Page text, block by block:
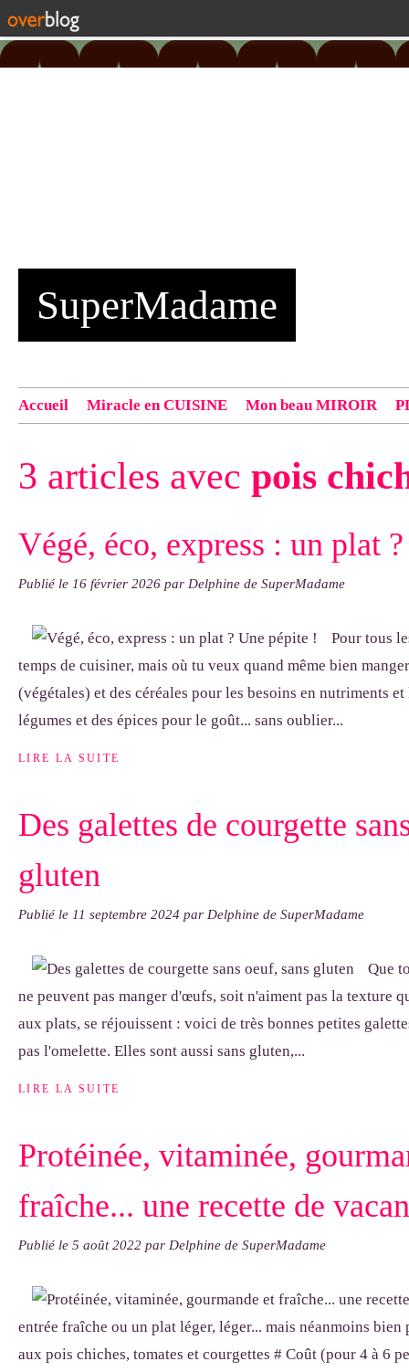
SuperMadame
Accueil Miracle en CUISINE Mon beau MIROIR
exemple : "Bonnet cloche From Annie", "Veste Rue
3 articles avec pois
Végé, éco, express : un plat
Publié le 16 février 2026 par Delphine de SuperMadame
Pour tous
temps de cuisiner, mais où tu veux quand même bien
(végétales) et des céréales pour les besoins en nutriments et
légumes et des épices pour le goût... sans oublier...
LIRE LA SUITE
Des galettes de courgette
gluten
Publié le 11 septembre 2024 par Delphine de SuperMadame
Que
ne peuvent pas manger d'œufs, soit n'aiment pas la texture
aux plats, se réjouissent : voici de très bonnes petites
pas l'omelette. Elles sont aussi sans gluten,...
LIRE LA SUITE
Protéinée, vitaminée,
fraîche... une recette de
Publié le 5 août 2022 par Delphine de SuperMadame
entrée fraîche ou un plat léger, léger... mais néanmoins bien
aux pois chiches, tomates et courgettes # Coût (pour 4 à 6